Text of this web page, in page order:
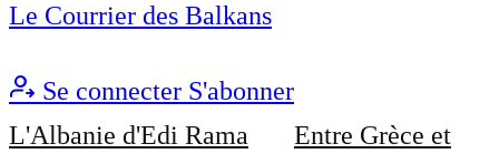
Le Courrier des Balkans
Se connecter S'abonner
L'Albanie d'Edi Rama
Entre Grèce et